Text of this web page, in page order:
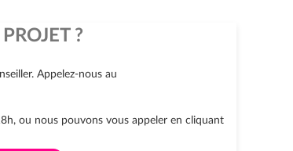
?
Appelez-nous au
ou nous pouvons vous appeler en cliquant